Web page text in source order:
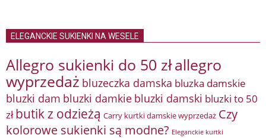
ELEGANCKIE SUKIENKI NA WESELE
Allegro sukienki do 50 złallegro
wyprzedaż bluzeczka damska bluzka damskie
bluzki dam bluzki damkie bluzki damski bluzki to 50
zł butik z odzieżą Carry kurtki damskie wyprzedaż Czy
kolorowe sukienki są modne? Eleganckie kurtki